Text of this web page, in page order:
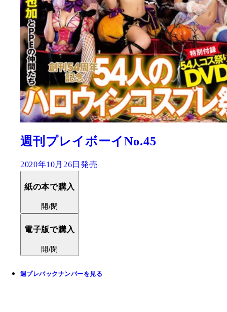
週刊プレイボーイNo.45
2020年10月26日発売
紙の本で購入
開/閉
電子版で購入
開/閉
週プレバックナンバーを見る